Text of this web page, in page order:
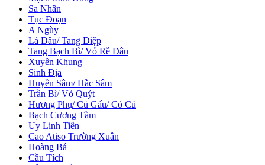
Sa Nhân
Tục Đoạn
A Ngùy
Lá Dâu/ Tang Diệp
Tang Bạch Bì/ Vỏ Rễ Dâu
Xuyên Khung
Sinh Địa
Huyền Sâm/ Hắc Sâm
Trần Bì/ Vỏ Quýt
Hương Phụ/ Củ Gấu/ Cỏ Cú
Bạch Cương Tàm
Uy Linh Tiên
Cao Atiso Trường Xuân
Hoàng Bá
Cầu Tích